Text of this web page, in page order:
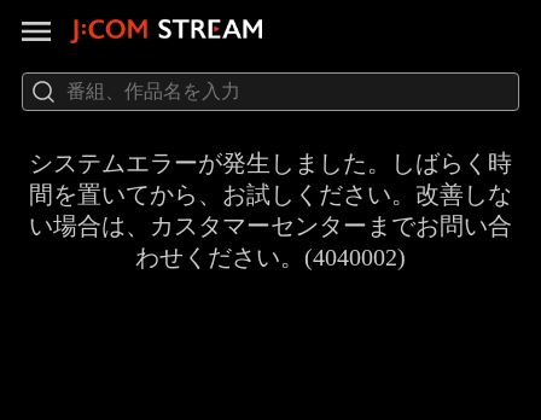
システムエラーが発生しました。しばらく時
間を置いてから、お試しください。改善しな
い場合は、カスタマーセンターまでお問い合
わせください。(4040002)